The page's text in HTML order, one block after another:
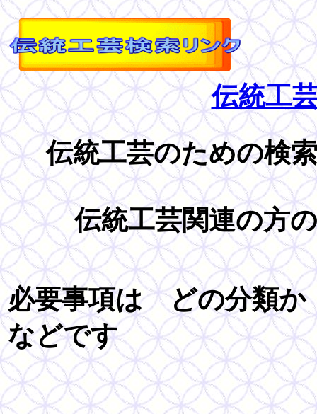
伝統工
伝統工芸のための検
伝統工芸関連の方
必要事項は どの分
などです